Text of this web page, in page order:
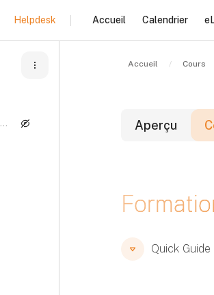
Le guide rapide pour une formation efficace en mat...
Helpdesk Accueil Calendrier
Accueil Cours
Aperçu
Blocs
Blocs
Blocs
Quick Guide